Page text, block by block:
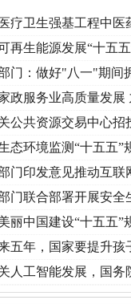
初心使命 奋进复兴征程丨红
医疗卫生强基工程中
可再生能源发展“十五
门：做好"八一"期间
政服务业高质量发展
公共资源交易中心招
生态环境监测“十五五
门印发意见推动互
门联合部署开展安全
美丽中国建设“十五五
五年，国家要提升孩
人工智能发展，国
让核能